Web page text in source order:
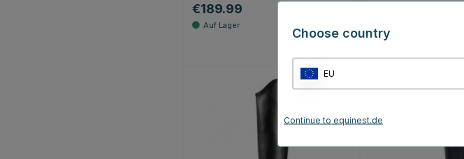
€189.99
Choose country
EU
Continue to equinest.de